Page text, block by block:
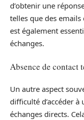
d’obtenir une
telles que des
est également
échanges.
Absence de contact
Un autre aspect
difficulté d’accéder
échanges directs.